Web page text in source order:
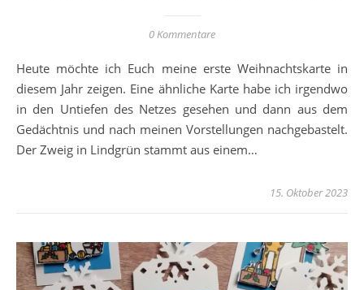
0 Kommentare
Heute möchte ich Euch meine erste Weihnachtskarte in
diesem Jahr zeigen. Eine ähnliche Karte habe ich irgendwo
in den Untiefen des Netzes gesehen und dann aus dem
Gedächtnis und nach meinen Vorstellungen nachgebastelt.
Der Zweig in Lindgrün stammt aus einem…
15. Oktober 2023